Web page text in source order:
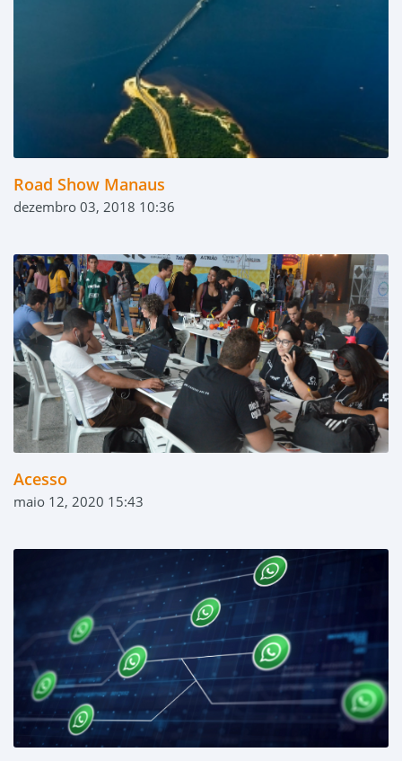
Road Show Manaus
dezembro 03, 2018 10:36
Acesso
maio 12, 2020 15:43